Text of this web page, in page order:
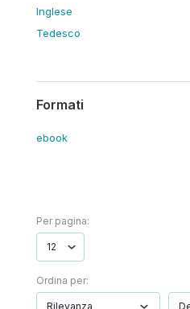
Inglese
Tedesco
Formati
ebook
Per pagina:
Ordina per: